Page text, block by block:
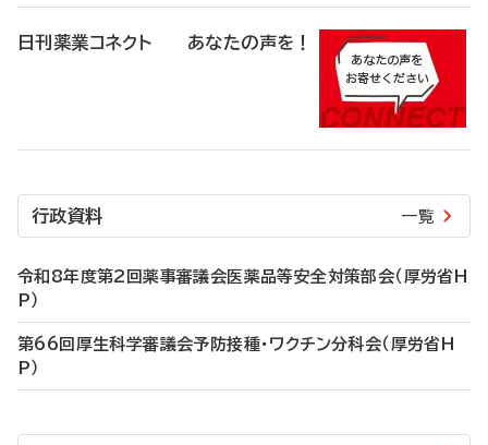
日刊薬業コネクト あなたの声を！
行政資料 一覧
令和8年度第2回薬事審議会医薬品等安全対策部会（厚労省H
P）
第66回厚生科学審議会予防接種・ワクチン分科会（厚労省H
P）